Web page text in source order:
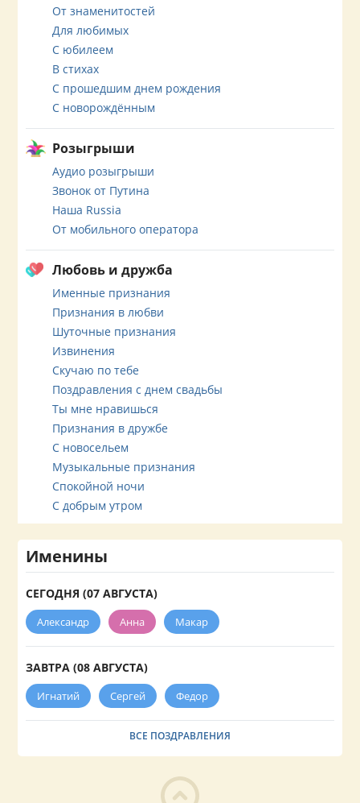
От знаменитостей
Для любимых
С юбилеем
В стихах
С прошедшим днем рождения
С новорождённым
Розыгрыши
Аудио розыгрыши
Звонок от Путина
Наша Russia
От мобильного оператора
Любовь и дружба
Именные признания
Признания в любви
Шуточные признания
Извинения
Скучаю по тебе
Поздравления с днем свадьбы
Ты мне нравишься
Признания в дружбе
С новосельем
Музыкальные признания
Спокойной ночи
С добрым утром
Именины
СЕГОДНЯ (07 АВГУСТА)
Александр Анна Макар
ЗАВТРА (08 АВГУСТА)
Игнатий Сергей Федор
ВСЕ ПОЗДРАВЛЕНИЯ